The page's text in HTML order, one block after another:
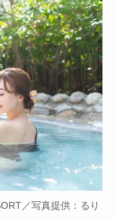
／写真提供：るり